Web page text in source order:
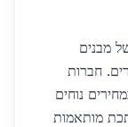
מבנים
חברות
נוחים
מותאמות